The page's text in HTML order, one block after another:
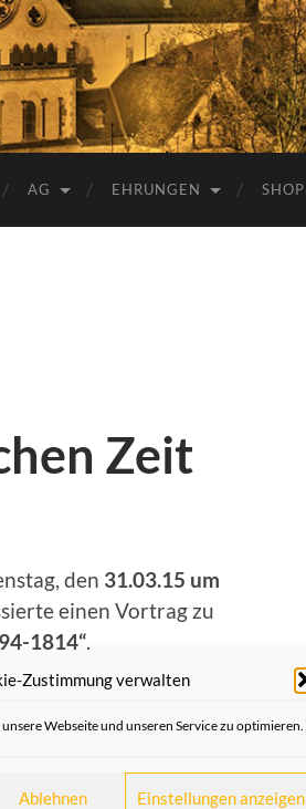
Zustimmung verwalten
Webseite und unseren Service zu optimieren.
Ablehnen Einstellungen anzeigen
AG EHRUNGEN SHOP
Zeit
den 31.03.15 um
einen Vortrag zu
1814“.